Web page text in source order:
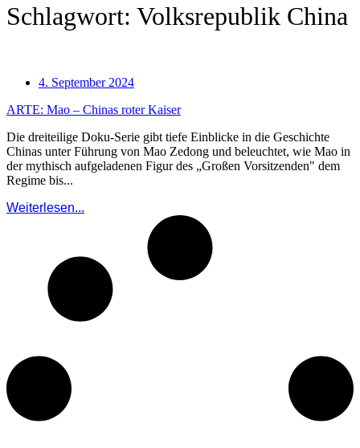
Schlagwort: Volksrepublik China
4. September 2024
ARTE: Mao – Chinas roter Kaiser
Die dreiteilige Doku-Serie gibt tiefe Einblicke in die Geschichte
Chinas unter Führung von Mao Zedong und beleuchtet, wie Mao in
der mythisch aufgeladenen Figur des „Großen Vorsitzenden" dem
Regime bis...
Weiterlesen...